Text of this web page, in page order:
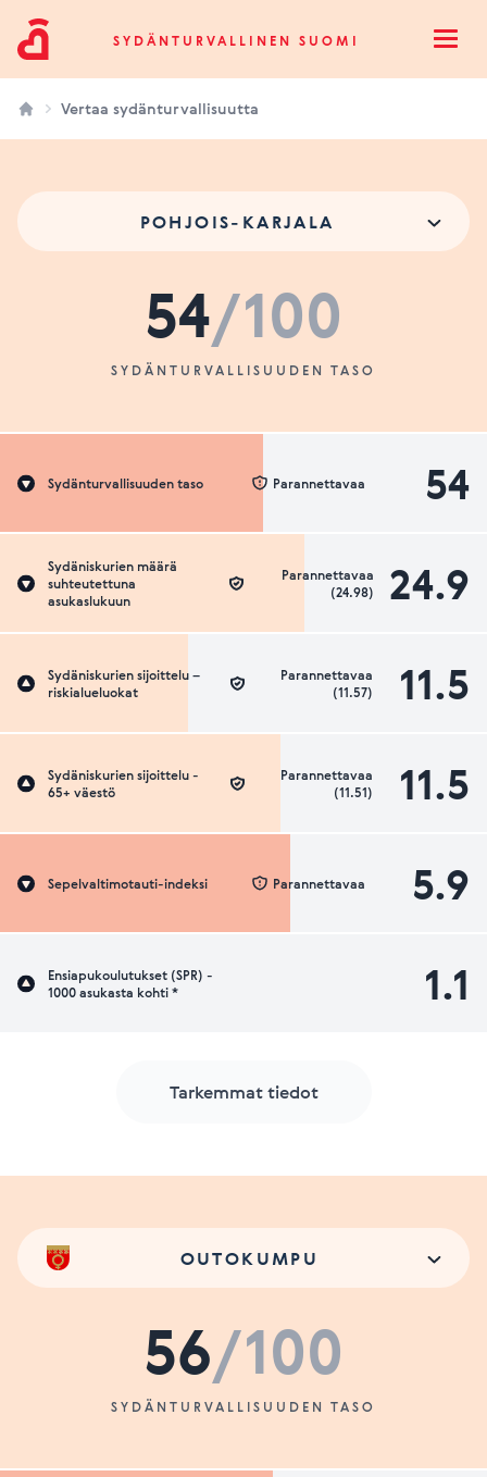
Sydänturvallinen SuomiSYDÄNTURVALLINEN SUOMI
Vertaa sydänturvallisuutta
POHJOIS-KARJALA
54/100
SYDÄNTURVALLISUUDEN TASO
Sydänturvallisuuden taso 54
Parannettavaa
Sydäniskurien määrä
suhteutettuna
asukaslukuun
24.9
Parannettavaa
(24.98)
Sydäniskurien sijoittelu –
riskialueluokat
11.5
Parannettavaa
(11.57)
Sydäniskurien sijoittelu -
65+ väestö
11.5
Parannettavaa
(11.51)
Sepelvaltimotauti-indeksi 5.9
Parannettavaa
Ensiapukoulutukset (SPR) -
1000 asukasta kohti *
1.1
Tarkemmat tiedot
OUTOKUMPU
56/100
SYDÄNTURVALLISUUDEN TASO